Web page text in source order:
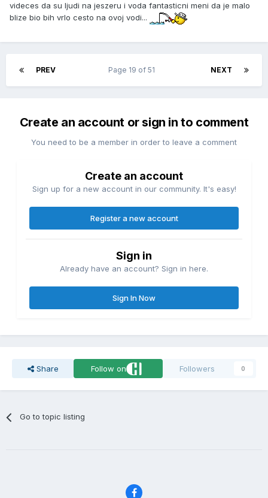
videces da su ljudi na jeszeru i voda fantasticni meni da je malo
blize bio bih vrlo cesto na ovoj vodi...
PREV NEXT
Page 19 of 51
Create an account or sign in to comment
You need to be a member in order to leave a comment
Create an account
Sign up for a new account in our community. It's easy!
Register a new account
Sign in
Already have an account? Sign in here.
Sign In Now
Share Follow on Followers 0
Go to topic listing